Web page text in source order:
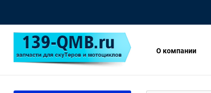
О компании